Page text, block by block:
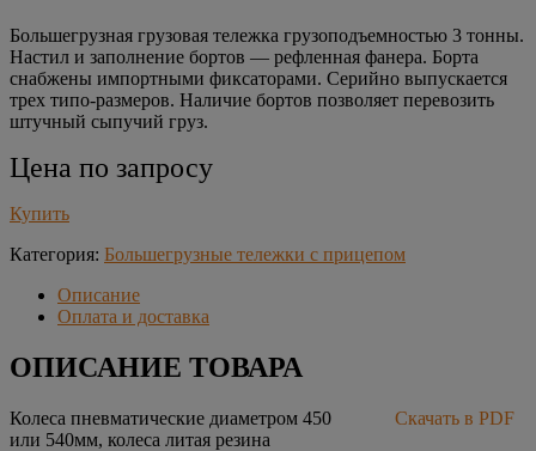
Большегрузная грузовая тележка грузоподъемностью 3 тонны.
Настил и заполнение бортов — рефленная фанера. Борта
снабжены импортными фиксаторами. Серийно выпускается
трех типо-размеров. Наличие бортов позволяет перевозить
штучный сыпучий груз.
Цена по запросу
Купить
Категория: Большегрузные тележки с прицепом
Описание
Оплата и доставка
ОПИСАНИЕ ТОВАРА
Скачать в PDF
Колеса пневматические диаметром 450
или 540мм, колеса литая резина